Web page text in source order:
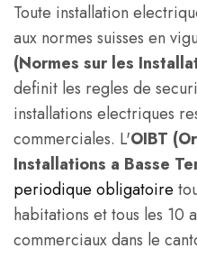
Toute installation
aux normes suisses en
(Normes sur les
definit les regles de
installations electriques
commerciales. L'OIBT
Installations a Basse
periodique obligatoire
habitations et tous les 10
commerciaux dans le